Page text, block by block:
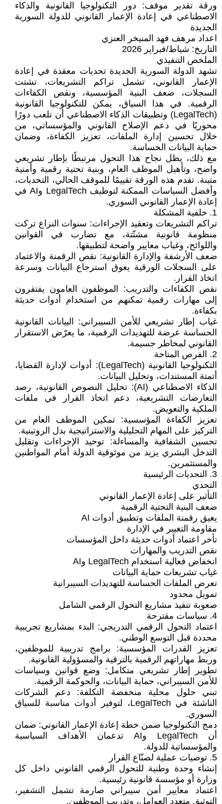
ورقة تقدير موقف: دور التكنولوجيا القانونية والذكاء
الاصطناعي في إعادة الإعمار القانوني للدولة السورية
الجديدة
اعداد مرهف فهد المنيخر العنزي
التاريخ: شباط/فبراير 2026
الملخص التنفيذي
تشهد الدولة السورية الجديدة تحديات معقدة في إعادة
الإعمار القانوني، تشمل تراكم التشريعات، تشتت
السجلات، ضعف البنية المؤسسية، ونقص الكفاءات
الرقمية. في هذا السياق، يمكن للتكنولوجيا القانونية
(LegalTech) وتطبيقات الذكاء الاصطناعي أن تلعب دورًا
محوريًا في دعم الإصلاح القانوني والمؤسساتي، من
خلال تحسين إدارة الملفات، تعزيز الكفاءة، وضمان
حماية البيانات الحساسة.
مع ذلك، يظل نجاح هذا التحول مرتبطًا بإطار تشريعي
واضح، وتأهيل الموظف العام، وبنية تحتية رقمية وأمنية
متينة. تقدم هذه الورقة تقييمًا للموقف الحالي، التحديات،
وأفضل السياسات الممكنة لتوظيف LegalTech وAI في
إعادة الإعمار القانوني السوري.
1. خلفية المشكلة
تراكم التشريعات وتعقيد الإجراءات: سنوات النزاع تركت
منظومة قانونية مشتّتة، مع تضارب في القوانين
واللوائح، وغياب معايير واضحة لتطبيقها.
ضعف الأرشفة والإدارة القانونية: نقص الرقمنة والاعتماد
على السجلات الورقية يعوق استرجاع البيانات وسرعة
اتخاذ القرار.
نقص الكفاءات والتدريب: الموظفون العامون يفتقرون
إلى مهارات رقمية تمكنهم من استخدام أدوات حديثة
بكفاءة.
غياب إطار تشريعي للأمن السيبراني: البيانات القانونية
الحساسة عرضة للتهديدات الرقمية، ما يعرّض الاستقرار
القانوني لمخاطر جسيمة.
2. الفرص المتاحة
التكنولوجيا القانونية (LegalTech): أدوات لإدارة القضايا،
أتمتة المستندات، وتحليل البيانات.
الذكاء الاصطناعي (AI): تحليل النصوص القانونية، رصد
التعارضات التشريعية، دعم اتخاذ القرار في ملفات
الملكية والتعويض.
تعزيز الكفاءة المؤسسية: تمكين الموظف العام من
التركيز على المهام التحليلية والاستراتيجية بدل الروتينية.
تحسين الشفافية والمساءلة: توحيد الإجراءات وتقليل
التدخل البشري يزيد من موثوقية الدولة أمام المواطنين
والمستثمرين.
3. التحديات الرئيسية
التحدي
التأثير على إعادة الإعمار القانوني
ضعف البنية التحتية الرقمية
يعيق رقمنة الملفات وتطبيق أدوات AI
مقاومة التغيير في الإدارة
تأخر اعتماد أدوات حديثة داخل المؤسسات
نقص التدريب والمهارات
انخفاض فعالية استخدام LegalTech وAI
غياب تشريعات حماية البيانات
تعرض الملفات الحساسة للتهديدات السيبرانية
تمويل محدود
صعوبة تنفيذ مشاريع التحول الرقمي الشامل
4. سياسات مقترحة
اعتماد التحول الرقمي التدريجي: البدء بمشاريع تجريبية
محددة قبل التوسع الوطني.
تعزيز القدرات المؤسسية: برامج تدريبية للموظفين،
وربط مهاراتهم الرقمية بالترقية والمسؤولية القانونية.
تطوير إطار تشريعي متكامل: وضع قوانين وسياسات
للأمن السيبراني، حماية البيانات، والحوكمة الرقمية.
تبني حلول محلية منخفضة التكلفة: دعم الشركات
الناشئة في LegalTech، لتوفير أدوات مناسبة للسياق
السوري.
دمج التكنولوجيا ضمن خطة إعادة الإعمار القانوني: ضمان
أن LegalTech وAI تدعمان الأهداف السياسية
والمؤسساتية للدولة.
5. توصيات عملية لصنّاع القرار
إنشاء وحدة وطنية للتحول الرقمي القانوني داخل كل
وزارة أو مؤسسة قانونية رئيسية.
اعتماد معايير أمن سيبراني صارمة تشمل التشفير،
التوثيق متعدد العوامل، وتدريب الموظفين.